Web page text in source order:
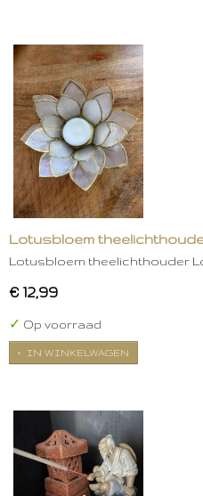
Lotusbloem
Lotusbloem theelichthouder
€ 12,99
✓ Op voorraad
IN WINKELWAGEN